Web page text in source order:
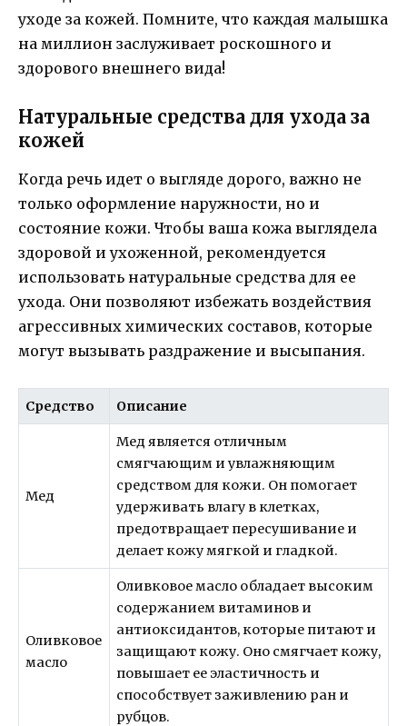
уходе за кожей. Помните, что каждая малышка
на миллион заслуживает роскошного и
здорового внешнего вида!
Натуральные средства для ухода за
кожей
Когда речь идет о выгляде дорого, важно не
только оформление наружности, но и
состояние кожи. Чтобы ваша кожа выглядела
здоровой и ухоженной, рекомендуется
использовать натуральные средства для ее
ухода. Они позволяют избежать воздействия
агрессивных химических составов, которые
могут вызывать раздражение и высыпания.
Средство Описание
Мед
Мед является отличным
смягчающим и увлажняющим
средством для кожи. Он помогает
удерживать влагу в клетках,
предотвращает пересушивание и
делает кожу мягкой и гладкой.
Оливковое
масло
Оливковое масло обладает высоким
содержанием витаминов и
антиоксидантов, которые питают и
защищают кожу. Оно смягчает кожу,
повышает ее эластичность и
способствует заживлению ран и
рубцов.